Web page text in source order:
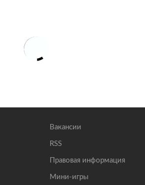
Вакансии
RSS
Правовая информация
Мини-игры